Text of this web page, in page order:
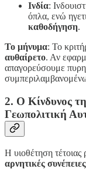
Ινδία:
όπλα, ενώ
καθοδήγηση.
Το μήνυμα: Το
αυθαίρετο. Αν
απαγορεύσουμε
2. Ο Κίνδυνος
Γεωπολιτική
Η υιοθέτηση τέτοιας
αρνητικές συνέπειες